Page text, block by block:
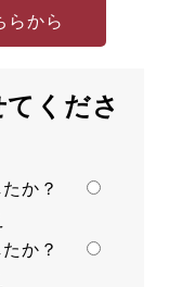
らから
くださ
たか？
たか？